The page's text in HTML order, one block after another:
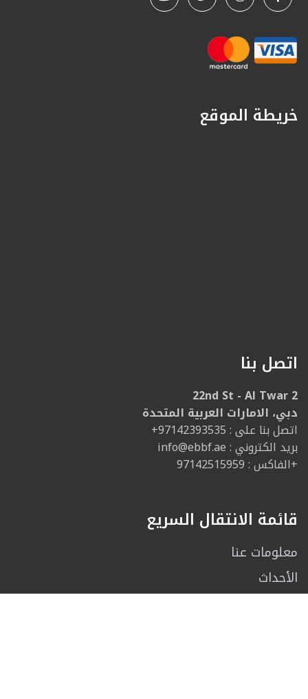
خريطة الموقع
اتصل بنا
22nd St - Al Twar 2
دبي، الامارات العربية المتحدة
+97142393535 : اتصل بنا على
info@ebbf.ae : بريد الكتروني
الفاكس : 97142515959+
قائمة الانتقال السريع
معلومات عنا
الأحداث